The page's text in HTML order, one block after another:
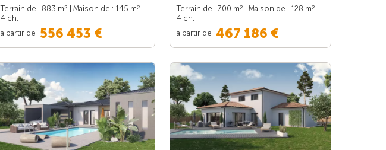
Terrain de : 883 m2 | Maison de : 145 m2
4 ch.
à partir de 556 453 €
Terrain de : 700 m2 | Maison de : 128 m2
4 ch.
à partir de 467 186 €